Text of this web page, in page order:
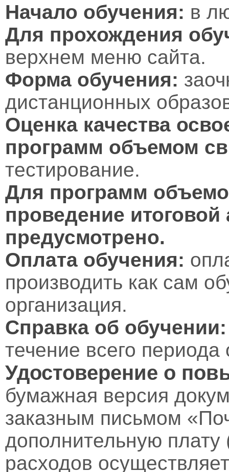
Начало обучения: в
Для прохождения
верхнем меню сайта.
Форма обучения:
дистанционных
Оценка качества
программ объемом
тестирование.
Для программ
проведение итоговой
предусмотрено.
Оплата обучения:
производить как сам
организация.
Справка об обучении:
течение всего периода
Удостоверение о
бумажная версия
заказным письмом
дополнительную
расходов